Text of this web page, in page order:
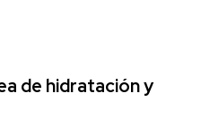
de hidratación y